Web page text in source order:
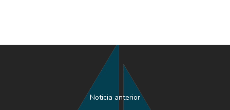
Noticia anterior